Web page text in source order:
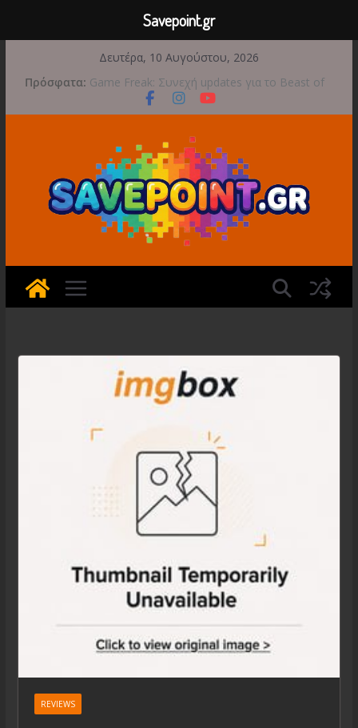
περιεχόμενο
Δευτέρα, 10 Αυγούστου, 2026
Πρόσφατα: Έρχεται 1η Σεπτεμβρίου το Crimson Moon
Game Freak: Συνεχή updates για το Beast of
Reincarnation μετά την ανάμεικτη υποδοχή
TOEM 2 για τις 29 Σεπτεμβρίου
Διασχίστε τους ουρανούς με το Wild Blue
Skies αυτό το φθινόπωρο
Διακοπές και παιχνίδι για όλη την οικογένεια!
REVIEWS
Savepoint.gr